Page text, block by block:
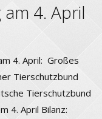
4. April
4. April: Großes
Tierschutzbund
Tierschutzbund
4. April Bilanz: